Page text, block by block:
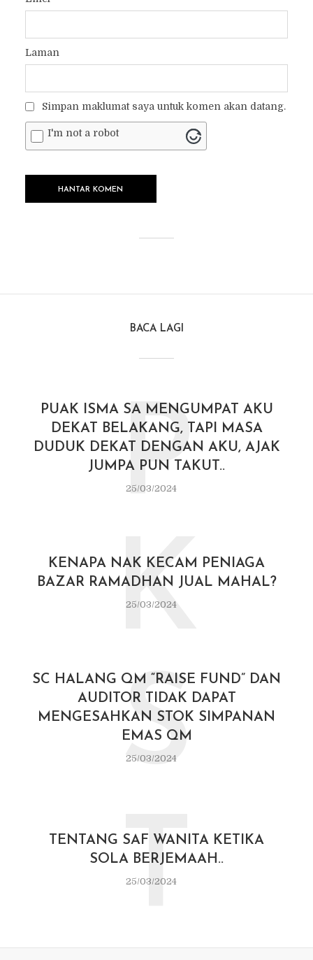
Laman
Simpan maklumat saya untuk komen akan datang.
I'm not a robot
BACA LAGI
PUAK ISMA SA MENGUMPAT AKU
DEKAT BELAKANG, TAPI MASA
DUDUK DEKAT DENGAN AKU, AJAK
JUMPA PUN TAKUT..
25/03/2024
P
KENAPA NAK KECAM PENIAGA
BAZAR RAMADHAN JUAL MAHAL?
25/03/2024
K
SC HALANG QM “RAISE FUND” DAN
AUDITOR TIDAK DAPAT
MENGESAHKAN STOK SIMPANAN
EMAS QM
25/03/2024
S
TENTANG SAF WANITA KETIKA
SOLA BERJEMAAH..
25/03/2024
T